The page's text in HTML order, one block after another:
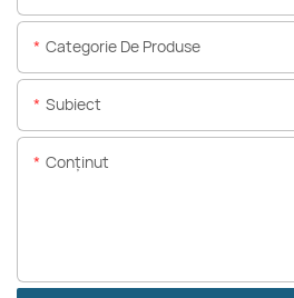
Categorie De Produse
Subiect
Conţinut